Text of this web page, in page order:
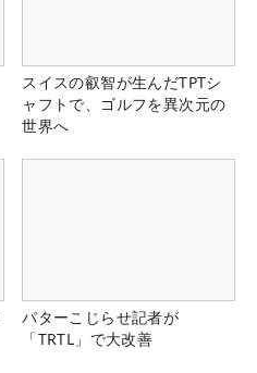
スイスの叡智が生んだTPTシ
ャフトで、ゴルフを異次元の
世界へ
パターこじらせ記者が
「TRTL」で大改善